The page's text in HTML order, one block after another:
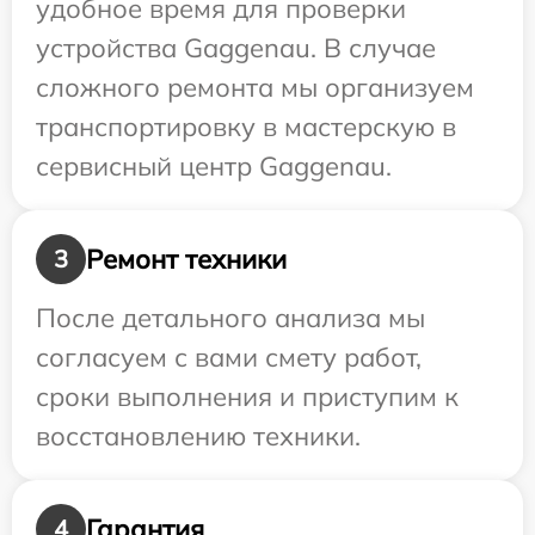
удобное время для проверки
устройства Gaggenau. В случае
сложного ремонта мы организуем
транспортировку в мастерскую в
сервисный центр Gaggenau.
3
Ремонт техники
После детального анализа мы
согласуем с вами смету работ,
сроки выполнения и приступим к
восстановлению техники.
4